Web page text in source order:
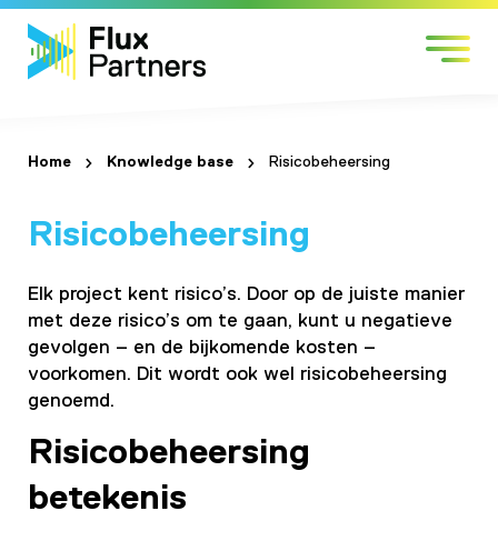
Skip
to
content
Sectors
Services
About us
Home Knowledge base Risicobeheersing
Risicobeheersing
Elk project kent risico’s. Door op de juiste manier
met deze risico’s om te gaan, kunt u negatieve
gevolgen – en de bijkomende kosten –
voorkomen. Dit wordt ook wel risicobeheersing
genoemd.
Risicobeheersing
betekenis